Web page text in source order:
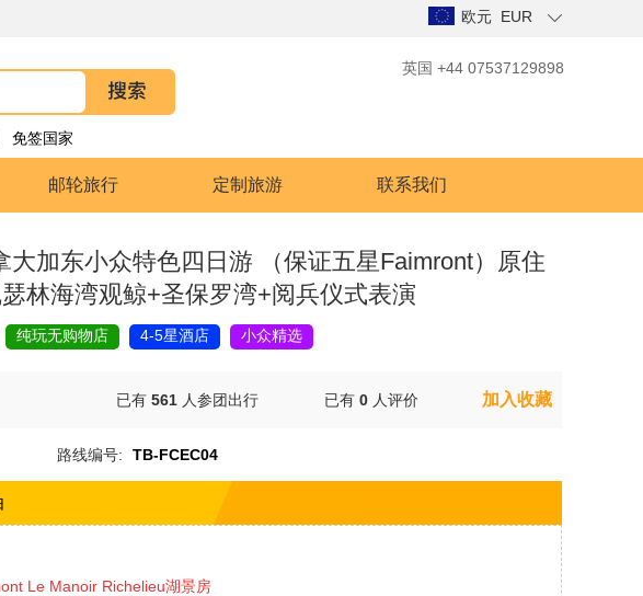
欧元 EUR
免签国家
英国 +44 07537129898
邮轮旅行 定制旅游 联系我们
大加东小众特色四日游 （保证五星Faimront）原住
林海湾观鲸+圣保罗湾+阅兵仪式表演
纯玩无购物店 4-5星酒店 小众精选
已有 561 人参团出行 已有 0 人评价 加入收藏
路线编号: TB-FCEC04
Le Manoir Richelieu湖景房